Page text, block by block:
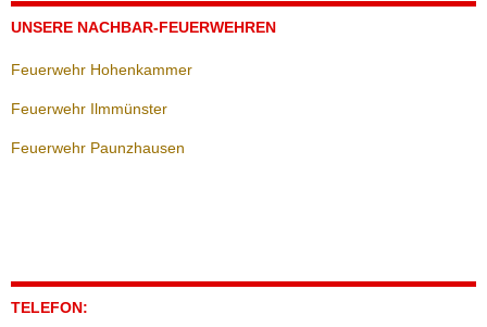
UNSERE NACHBAR-FEUERWEHREN
Feuerwehr Hohenkammer
Feuerwehr Ilmmünster
Feuerwehr Paunzhausen
TELEFON: